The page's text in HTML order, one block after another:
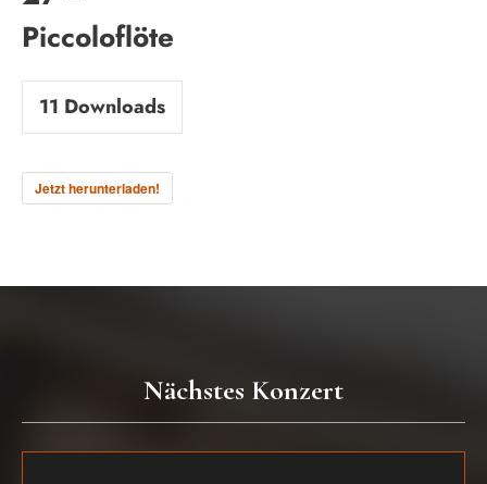
Piccoloflöte
11 Downloads
Jetzt herunterladen!
Nächstes Konzert